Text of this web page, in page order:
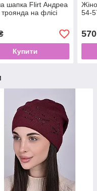
шапка Flirt Андреа
на флісі
Купити
54-
570